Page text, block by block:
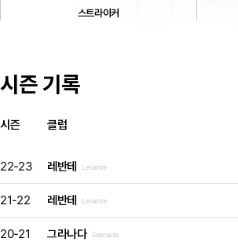
스트라이커
시즌 기록
시즌 클럽
22-23 레반테 Levante
21-22 레반테 Levante
20-21 그라나다 Granada